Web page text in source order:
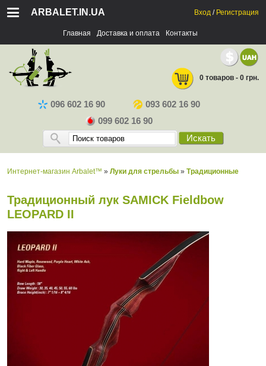
ARBALET.IN.UA
Главная Доставка и оплата Контакты
Вход / Регистрация
096 602 16 90
093 602 16 90
099 602 16 90
Искать
0 товаров - 0 грн.
Интернет-магазин Arbalet™ » Луки для стрельбы » Традиционные
Традиционный лук SAMICK Fieldbow
LEOPARD II